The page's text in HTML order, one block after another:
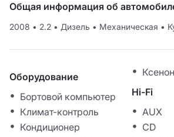
Общая информация об
2008 • 2.2 • Дизель • Механическая •
Оборудование
Бортовой компьютер
Климат-контроль
Кондиционер
Hi-Fi
AUX
CD